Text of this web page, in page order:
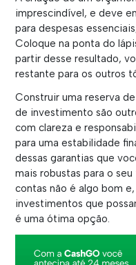
imprescindível, e deve
para despesas
Coloque na ponta do
partir desse resultado,
restante para os outros
Construir uma reserva
de investimento são
com clareza e
para uma estabilidade
dessas garantias que
mais robustas para o
contas não é algo bom
investimentos que
é uma ótima opção.